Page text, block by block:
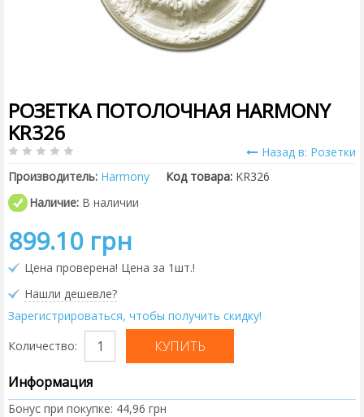
РОЗЕТКА ПОТОЛОЧНАЯ HARMONY
KR326
Назад в: Розетки
Производитель: Harmony Код товара: KR326
Наличие: В наличии
899.10 грн
Цена проверена! Цена за 1шт.!
Нашли дешевле?
Зарегистрироваться, чтобы получить скидку!
Количество:
Информация
Бонус при покупке: 44,96 грн